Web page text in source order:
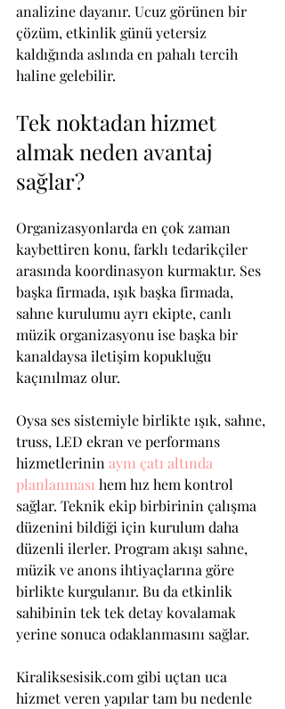
analizine dayanır. Ucuz görünen bir
çözüm, etkinlik günü yetersiz
kaldığında aslında en pahalı tercih
haline gelebilir.
Tek noktadan hizmet
almak neden avantaj
sağlar?
Organizasyonlarda en çok zaman
kaybettiren konu, farklı tedarikçiler
arasında koordinasyon kurmaktır. Ses
başka firmada, ışık başka firmada,
sahne kurulumu ayrı ekipte, canlı
müzik organizasyonu ise başka bir
kanaldaysa iletişim kopukluğu
kaçınılmaz olur.
Oysa ses sistemiyle birlikte ışık, sahne,
truss, LED ekran ve performans
hizmetlerinin aynı çatı altında
planlanması hem hız hem kontrol
sağlar. Teknik ekip birbirinin çalışma
düzenini bildiği için kurulum daha
düzenli ilerler. Program akışı sahne,
müzik ve anons ihtiyaçlarına göre
birlikte kurgulanır. Bu da etkinlik
sahibinin tek tek detay kovalamak
yerine sonuca odaklanmasını sağlar.
Kiraliksesisik.com gibi uçtan uca
hizmet veren yapılar tam bu nedenle